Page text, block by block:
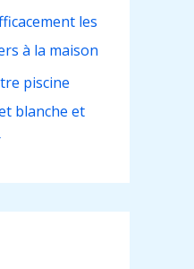
les
à la maison
piscine
blanche et